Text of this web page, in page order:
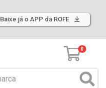
Baixe já o APP da ROFE
0